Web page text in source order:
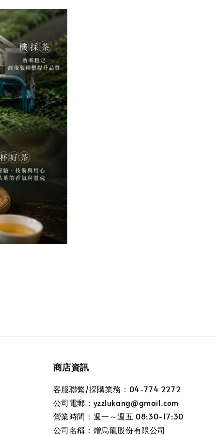
商店資訊
客服聯繫/採購業務：04-774 2272
公司電郵：yzzlukang@gmail.com
營業時間：週一～週五 08:30-17:30
公司名稱：熷烏龍股份有限公司